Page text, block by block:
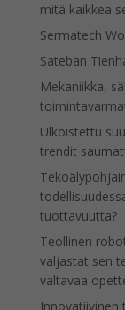
mitä kaikkea
Sermatech
Sateban
Mekaniikka,
Ulkoistettu
trendit
tuottavuutta?
Teollinen
valjastat sen
valtavaa